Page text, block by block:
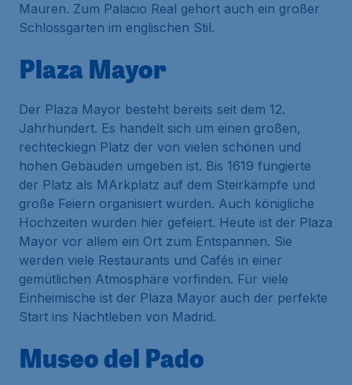
Mauren. Zum Palacio Real gehört auch ein großer
Schlossgarten im englischen Stil.
Plaza Mayor
Der Plaza Mayor besteht bereits seit dem 12.
Jahrhundert. Es handelt sich um einen großen,
rechteckiegn Platz der von vielen schönen und
hohen Gebäuden umgeben ist. Bis 1619 fungierte
der Platz als MArkplatz auf dem Steirkämpfe und
große Feiern organisiert wurden. Auch königliche
Hochzeiten wurden hier gefeiert. Heute ist der Plaza
Mayor vor allem ein Ort zum Entspannen. Sie
werden viele Restaurants und Cafés in einer
gemütlichen Atmosphäre vorfinden. Für viele
Einheimische ist der Plaza Mayor auch der perfekte
Start ins Nachtleben von Madrid.
Museo del Pado